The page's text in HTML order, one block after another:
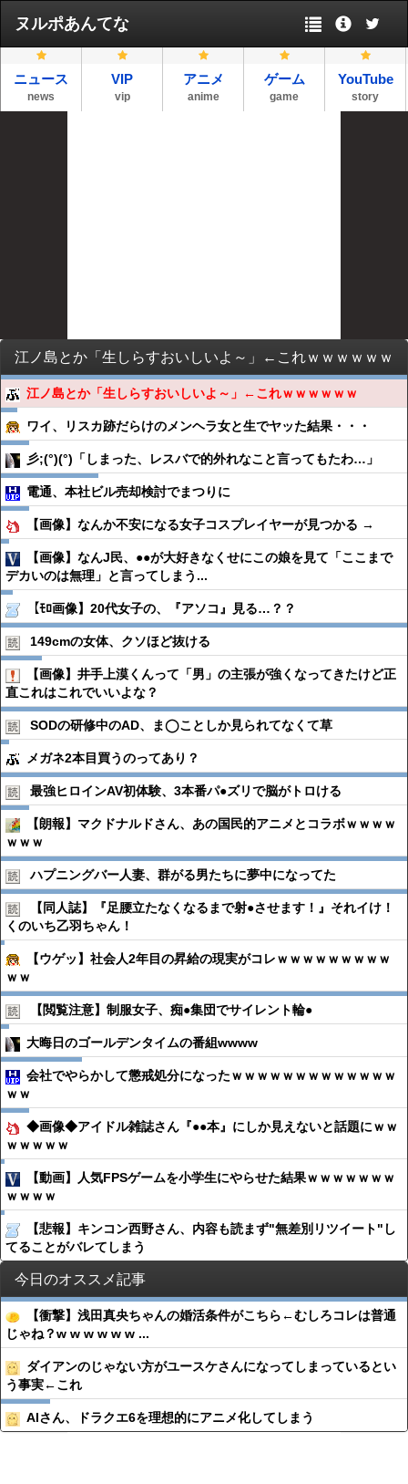
ヌルポあんてな
ニュース
news
VIP
vip
アニメ
anime
ゲーム
game
YouTube
story
江ノ島とか「生しらすおいしいよ～」←これｗｗｗｗｗｗ
江ノ島とか「生しらすおいしいよ～」←これｗｗｗｗｗｗ
ワイ、リスカ跡だらけのメンヘラ女と生でヤッた結果・・・
彡;(°)(°)「しまった、レスバで的外れなこと言ってもたわ…」
電通、本社ビル売却検討でまつりに
【画像】なんか不安になる女子コスプレイヤーが見つかる →
【画像】なんJ民、●●が大好きなくせにこの娘を見て「ここまで
デカいのは無理」と言ってしまう...
【ﾓﾛ画像】20代女子の、『アソコ』見る…？？
149cmの女体、クソほど抜ける
【画像】井手上漠くんって「男」の主張が強くなってきたけど正
直これはこれでいいよな？
SODの研修中のAD、ま◯ことしか見られてなくて草
メガネ2本目買うのってあり？
最強ヒロインAV初体験、3本番パ●︎ズリで脳がトロける
【朗報】マクドナルドさん、あの国民的アニメとコラボｗｗｗｗ
ｗｗｗ
ハプニングバー人妻、群がる男たちに夢中になってた
【同人誌】『足腰立たなくなるまで射●︎させます！』それイけ！
くのいち乙羽ちゃん！
【ウゲッ】社会人2年目の昇給の現実がコレｗｗｗｗｗｗｗｗｗ
ｗｗ
【閲覧注意】制服女子、痴●︎集団でサイレント輪●︎
大晦日のゴールデンタイムの番組wwww
会社でやらかして懲戒処分になったｗｗｗｗｗｗｗｗｗｗｗｗｗ
ｗｗ
◆画像◆アイドル雑誌さん『●●本』にしか見えないと話題にｗｗ
ｗｗｗｗｗ
【動画】人気FPSゲームを小学生にやらせた結果ｗｗｗｗｗｗｗ
ｗｗｗｗ
【悲報】キンコン西野さん、内容も読まず"無差別リツイート"し
てることがバレてしまう
今日のオススメ記事
【衝撃】浅田真央ちゃんの婚活条件がこちら←むしろコレは普通
じゃね？w w w w w w ...
ダイアンのじゃない方がユースケさんになってしまっているとい
う事実←これ
AIさん、ドラクエ6を理想的にアニメ化してしまう